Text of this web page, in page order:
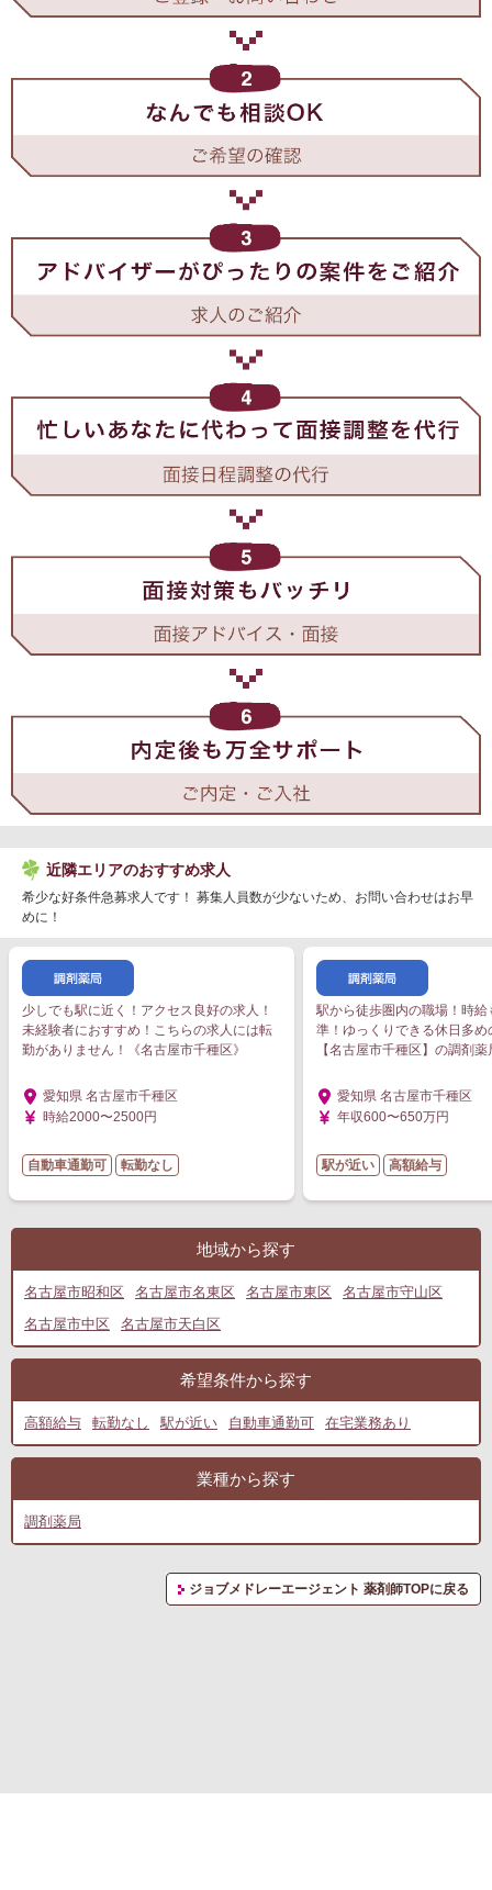
近隣エリアのおすすめ求人
希少な好条件急募求人です！ 募集人員数が少ないため、お問い合わせはお早
めに！
少しでも駅に近く！アクセス良好の求人！
未経験者におすすめ！こちらの求人には転
勤がありません！《名古屋市千種区》
愛知県 名古屋市千種区
時給2000〜2500円
自動車通勤可 転勤なし
駅から徒歩圏内の職場！時給
準！ゆっくりできる休日多め
【名古屋市千種区】の調剤薬
愛知県 名古屋市千種区
年収600〜650万円
駅が近い 高額給与
地域から探す
名古屋市昭和区 名古屋市名東区 名古屋市東区
名古屋市守山区
名古屋市中区
名古屋市天白区
希望条件から探す
高額給与 転勤なし 駅が近い 自動車通勤可 在宅業務あり
業種から探す
調剤薬局
ジョブメドレーエージェント 薬剤師TOPに戻る